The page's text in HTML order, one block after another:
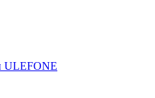
ULEFONE